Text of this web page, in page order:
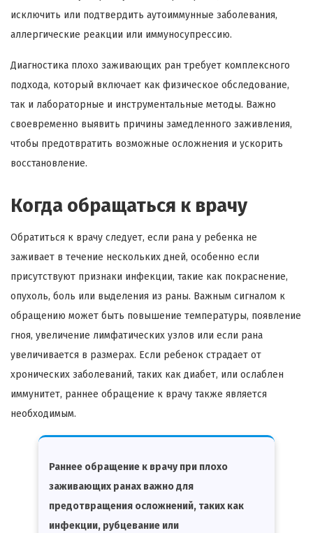
исключить или подтвердить аутоиммунные заболевания,
аллергические реакции или иммуносупрессию.
Диагностика плохо заживающих ран требует комплексного
подхода, который включает как физическое обследование,
так и лабораторные и инструментальные методы. Важно
своевременно выявить причины замедленного заживления,
чтобы предотвратить возможные осложнения и ускорить
восстановление.
Когда обращаться к врачу
Обратиться к врачу следует, если рана у ребенка не
заживает в течение нескольких дней, особенно если
присутствуют признаки инфекции, такие как покраснение,
опухоль, боль или выделения из раны. Важным сигналом к
обращению может быть повышение температуры, появление
гноя, увеличение лимфатических узлов или если рана
увеличивается в размерах. Если ребенок страдает от
хронических заболеваний, таких как диабет, или ослаблен
иммунитет, раннее обращение к врачу также является
необходимым.
Раннее обращение к врачу при плохо
заживающих ранах важно для
предотвращения осложнений, таких как
инфекции, рубцевание или